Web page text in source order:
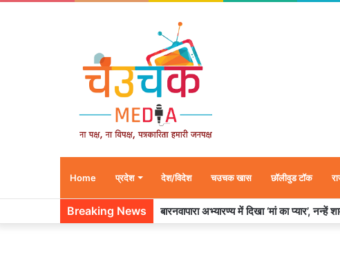
Home प्रदेश देश/विदेश चउचक खास छॉलीवुड टॉक
Breaking News बारनवापारा अभ्यारण्य में दिखा ‘मां का प्यार’, नन्हें